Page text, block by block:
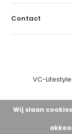
Contact
VC-
Wij slaan